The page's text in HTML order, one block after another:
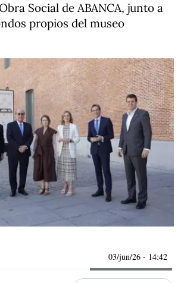
Social de ABANCA, junto a
propios del museo
03/jun/26 - 14:42